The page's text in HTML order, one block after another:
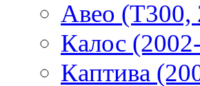
Авео (T300,
Калос
Каптива